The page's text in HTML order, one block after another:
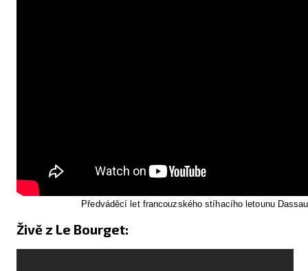
Předváděcí let francouzského stíhacího letounu
Živě z Le Bourget: